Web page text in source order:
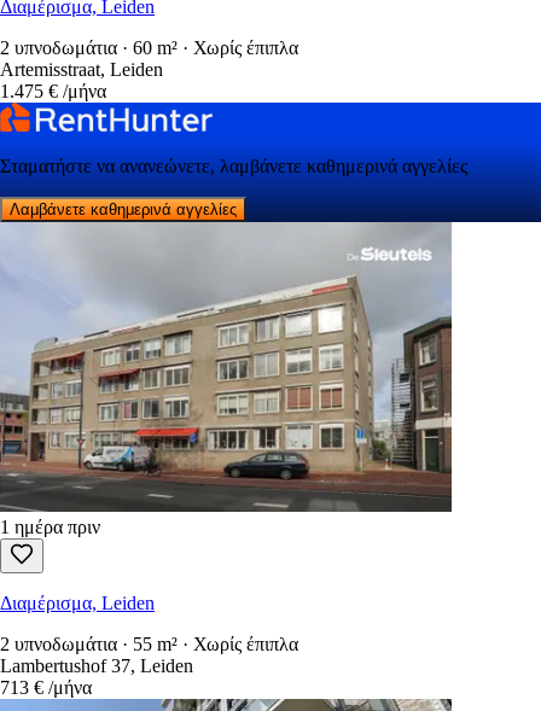
Διαμέρισμα, Leiden
2 υπνοδωμάτια · 60 m² · Χωρίς έπιπλα
Artemisstraat, Leiden
1.475 € /μήνα
Σταματήστε να ανανεώνετε, λαμβάνετε καθημερινά αγγελίες
Λαμβάνετε καθημερινά αγγελίες
1 ημέρα πριν
Διαμέρισμα, Leiden
2 υπνοδωμάτια · 55 m² · Χωρίς έπιπλα
Lambertushof 37, Leiden
713 € /μήνα